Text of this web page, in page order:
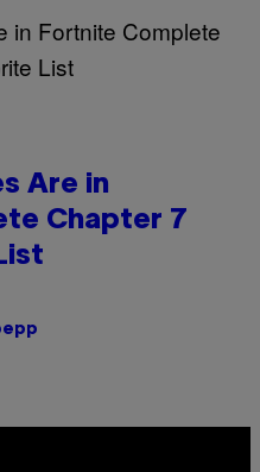
Are in
Chapter 7